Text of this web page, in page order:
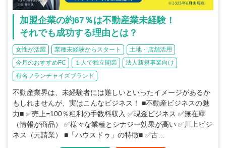
加盟企業の約67％は不動産業未経験！
それでも成功する理由とは？
女性が活躍 業種未経験からスタート
土地・店舗活用
今月のおすすめFC
１人で独立開業
法人新規事業向け
有名フランチャイズブランド
不動産業界は、未経験者には難しいといったイメージがあるか
もしれませんが、実はこんなビジネス！ ■不動産ビジネスの魅
力■ ✅️売上=100％粗利の手数料収入 ✅️現金ビジネス ✅️無在庫
（情報が商品） ✅️様々な業種とシナジー効果が高い ✅️川上ビジ
ネス（元請業） ■「ハウスドゥ」の特徴■ ✅️古…